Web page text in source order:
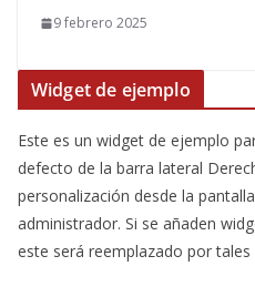
9 febrero 2025
Widget de ejemplo
Este es un widget de ejemplo
defecto de la barra lateral
personalización desde la
administrador. Si se añaden
este será reemplazado por tales